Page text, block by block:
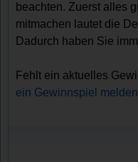
beachten. Zuerst alles
mitmachen lautet die
Dadurch haben Sie
Fehlt ein aktuelles
ein Gewinnspiel